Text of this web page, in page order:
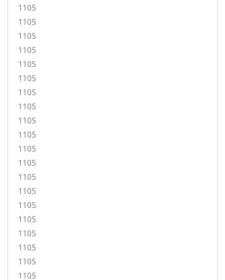
1105
1105
1105
1105
1105
1105
1105
1105
1105
1105
1105
1105
1105
1105
1105
1105
1105
1105
1105
1105